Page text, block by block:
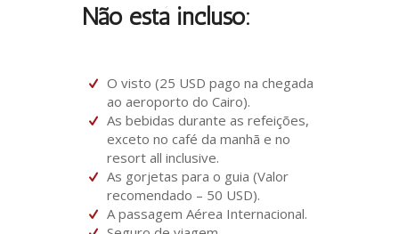
Não está incluso:
O visto (25 USD pago na chegada
ao aeroporto do Cairo).
As bebidas durante as refeições,
exceto no café da manhã e no
resort all inclusive.
As gorjetas para o guia (Valor
recomendado – 50 USD).
A passagem Aérea Internacional.